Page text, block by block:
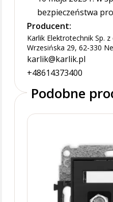
bezpieczeństwa
Producent:
Karlik Elektrotechnik Sp. z
Wrzesińska 29, 62-330
karlik@karlik.pl
+48614373400
Podobne